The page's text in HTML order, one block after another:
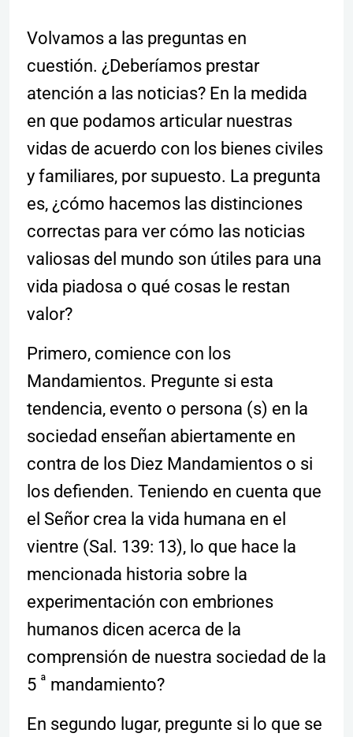
Volvamos a las preguntas en
cuestión. ¿Deberíamos prestar
atención a las noticias? En la medida
en que podamos articular nuestras
vidas de acuerdo con los bienes civiles
y familiares, por supuesto. La pregunta
es, ¿cómo hacemos las distinciones
correctas para ver cómo las noticias
valiosas del mundo son útiles para una
vida piadosa o qué cosas le restan
valor?
Primero, comience con los
Mandamientos. Pregunte si esta
tendencia, evento o persona (s) en la
sociedad enseñan abiertamente en
contra de los Diez Mandamientos o si
los defienden. Teniendo en cuenta que
el Señor crea la vida humana en el
vientre (Sal. 139: 13), lo que hace la
mencionada historia sobre la
experimentación con embriones
humanos dicen acerca de la
comprensión de nuestra sociedad de la
5 ª mandamiento?
En segundo lugar, pregunte si lo que se